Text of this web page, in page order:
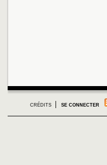
CRÉDITS SE CONNECTER